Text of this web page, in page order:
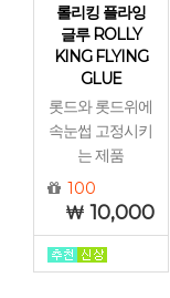
롤리킹 플라잉
글루 ROLLY
KING FLYING
GLUE
롯드와 롯드위에
속눈썹 고정시키
는 제품
100
10,000